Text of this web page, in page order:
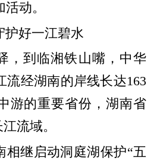
动。
护好一江碧水
，到临湘铁山嘴，中华
流经湖南的岸线长达163
游的重要省份，湖南省
流域。
相继启动洞庭湖保护“五